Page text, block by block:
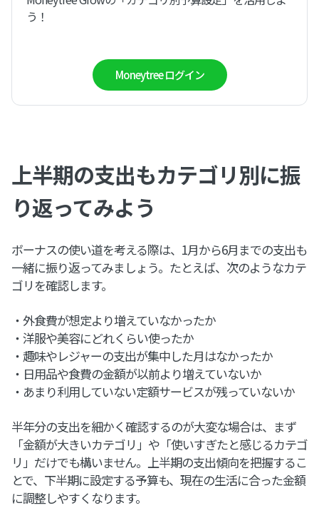
う！
Moneytree ログイン
上半期の支出もカテゴリ別に振
り返ってみよう
ボーナスの使い道を考える際は、1月から6月までの支出も
一緒に振り返ってみましょう。たとえば、次のようなカテ
ゴリを確認します。
・外食費が想定より増えていなかったか
・洋服や美容にどれくらい使ったか
・趣味やレジャーの支出が集中した月はなかったか
・日用品や食費の金額が以前より増えていないか
・あまり利用していない定額サービスが残っていないか
半年分の支出を細かく確認するのが大変な場合は、まず
「金額が大きいカテゴリ」や「使いすぎたと感じるカテゴ
リ」だけでも構いません。上半期の支出傾向を把握するこ
とで、下半期に設定する予算も、現在の生活に合った金額
に調整しやすくなります。